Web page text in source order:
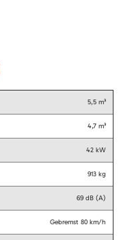
5,5 m³
4,7 m³
42 kW
913 kg
69 dB (A)
Gebremst 80 km/h